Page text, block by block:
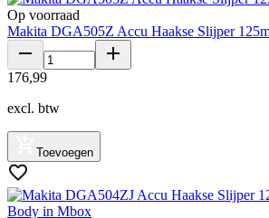
Op voorraad
Makita DGA505Z Accu Haakse Slijper
176,99
excl. btw
Toevoegen